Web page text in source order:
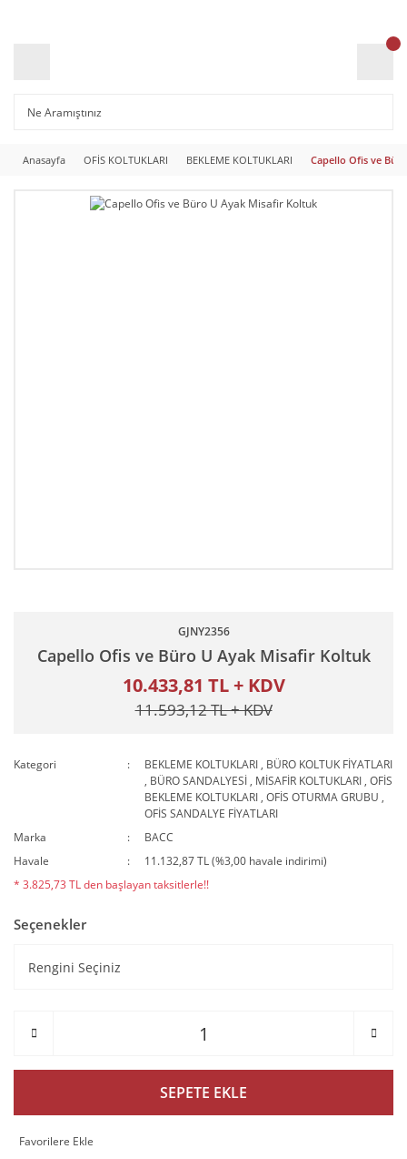
Anasayfa OFİS KOLTUKLARI BEKLEME KOLTUKLARI Capello Ofis ve
GJNY2356
Capello Ofis ve Büro U Ayak Misafir Koltuk
10.433,81 TL + KDV
11.593,12 TL + KDV
Kategori BEKLEME KOLTUKLARI , BÜRO KOLTUK FİYATLARI
, BÜRO SANDALYESİ , MİSAFİR KOLTUKLARI ,OFİS
BEKLEME KOLTUKLARI ,OFİS OTURMA GRUBU ,
OFİS SANDALYE FİYATLARI
Marka
BACC
Havale
11.132,87 TL (%3,00 havale indirimi)
* 3.825,73 TL den başlayan taksitlerle!!
Seçenekler
SEPETE EKLE